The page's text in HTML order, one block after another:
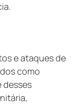
e ataques de
como
desses